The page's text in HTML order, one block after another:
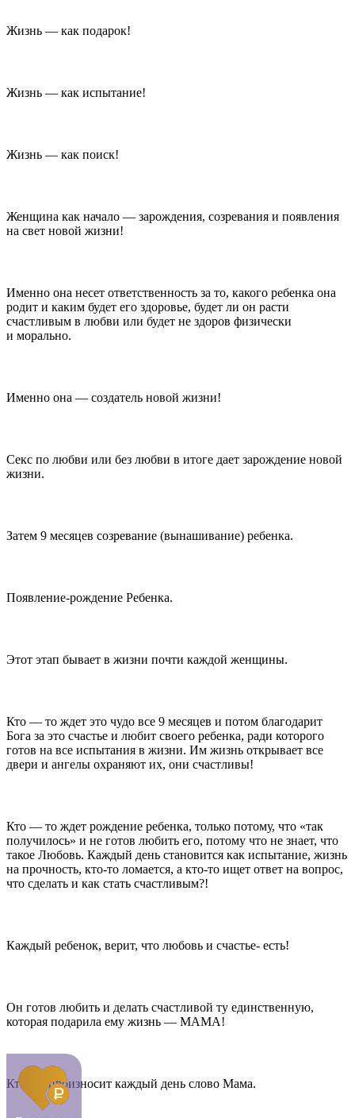
Жизнь — как подарок!
Жизнь — как испытание!
Жизнь — как поиск!
Женщина как начало — зарождения, созревания и появления
на свет новой жизни!
Именно она несет ответственность за то, какого ребенка она
родит и каким будет его здоровье, будет ли он расти
счастливым в любви или будет не здоров физически
и морально.
Именно она — создатель новой жизни!
Секс по любви или без любви в итоге дает зарождение новой
жизни.
Затем 9 месяцев созревание (вынашивание) ребенка.
Появление-рождение Ребенка.
Этот этап бывает в жизни почти каждой женщины.
Кто — то ждет это чудо все 9 месяцев и потом благодарит
Бога за это счастье и любит своего ребенка, ради которого
готов на все испытания в жизни. Им жизнь открывает все
двери и ангелы охраняют их, они счастливы!
Кто — то ждет рождение ребенка, только потому, что «так
получилось» и не готов любить его, потому что не знает, что
такое Любовь. Каждый день становится как испытание, жизнь
на прочность, кто-то ломается, а кто-то ищет ответ на вопрос,
что сделать и как стать счастливым?!
Каждый ребенок, верит, что любовь и счастье- есть!
Он готов любить и делать счастливой ту единственную,
которая подарила ему жизнь — МАМА!
Кто -то произносит каждый день слово Мама.